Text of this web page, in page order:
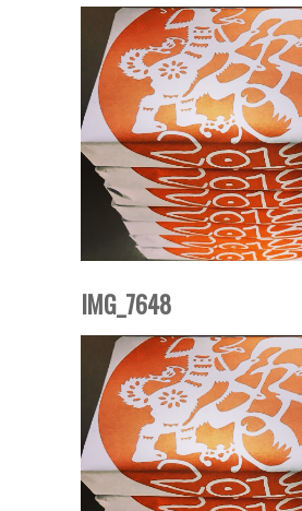
IMG_7648